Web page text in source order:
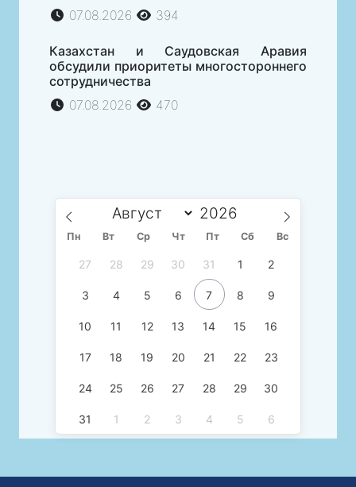
07.08.2026
394
Казахстан и Саудовская Аравия
обсудили приоритеты многостороннего
сотрудничества
07.08.2026
470
Пн Вт Ср Чт Пт Сб Вс
27 28 29 30 31 1 2
3 4 5 6 7 8 9
10 11 12 13 14 15 16
17 18 19 20 21 22 23
24 25 26 27 28 29 30
31 1 2 3 4 5 6